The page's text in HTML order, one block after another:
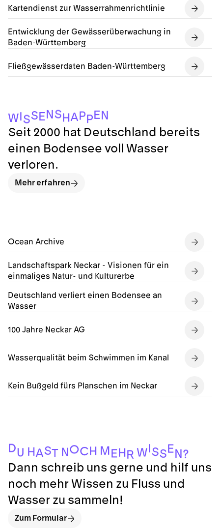
Kartendienst zur Wasserrahmenrichtlinie
Entwicklung der Gewässerüberwachung in
Baden-Württemberg
Fließgewässerdaten Baden-Württemberg
Ocean Archive
Landschaftspark Neckar - Visionen für ein
einmaliges Natur- und Kulturerbe
Deutschland verliert einen Bodensee an
Wasser
100 Jahre Neckar AG
Wasserqualität beim Schwimmen im Kanal
Kein Bußgeld fürs Planschen im Neckar
WI SS E N SHA PP E N
Seit 2000 hat Deutschland bereits
einen Bodensee voll Wasser
verloren.
Mehr erfahren
DU H AST N OC H M E H R W SSE N ?
Dann schreib uns gerne und hilf uns
noch mehr Wissen zu Fluss und
Wasser zu sammeln!
Zum Formular